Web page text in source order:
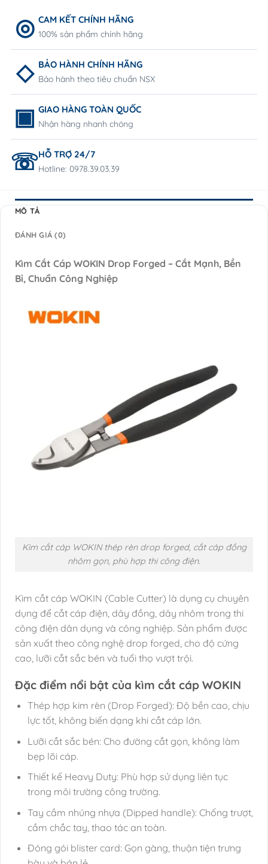
CAM KẾT CHÍNH HÃNG
100% sản phẩm chính hãng
BẢO HÀNH CHÍNH HÃNG
Bảo hành theo tiêu chuẩn NSX
GIAO HÀNG TOÀN QUỐC
Nhận hàng nhanh chóng
HỖ TRỢ 24/7
Hotline: 0978.39.03.39
MÔ TẢ
ĐÁNH GIÁ (0)
Kìm Cắt Cáp WOKIN Drop Forged – Cắt Mạnh, Bền
Bỉ, Chuẩn Công Nghiệp
Kìm cắt cáp WOKIN thép rèn drop forged, cắt cáp đồng
nhôm gọn, phù hợp thi công điện.
Kìm cắt cáp WOKIN (Cable Cutter) là dụng cụ chuyên
dụng để cắt cáp điện, dây đồng, dây nhôm trong thi
công điện dân dụng và công nghiệp. Sản phẩm được
sản xuất theo công nghệ drop forged, cho độ cứng
cao, lưỡi cắt sắc bén và tuổi thọ vượt trội.
Đặc điểm nổi bật của kìm cắt cáp WOKIN
Thép hợp kim rèn (Drop Forged): Độ bền cao, chịu
lực tốt, không biến dạng khi cắt cáp lớn.
Lưỡi cắt sắc bén: Cho đường cắt gọn, không làm
bẹp lõi cáp.
Thiết kế Heavy Duty: Phù hợp sử dụng liên tục
trong môi trường công trường.
Tay cầm nhúng nhựa (Dipped handle): Chống trượt,
cầm chắc tay, thao tác an toàn.
Đóng gói blister card: Gọn gàng, thuận tiện trưng